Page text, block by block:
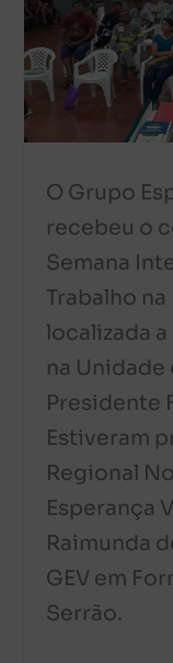
O Grupo
recebeu o
Semana
Trabalho
localizada
na Unidade
Presidente
Estiveram
Regional
Esperança
Raimunda
GEV em
Serrão.